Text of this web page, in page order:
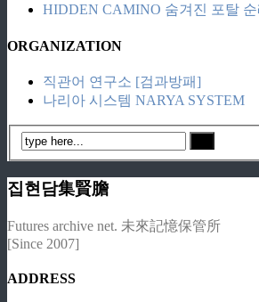
HIDDEN CAMINO 숨겨진 포탈 순
ORGANIZATION
직관어 연구소 [검과방패]
나리아 시스템 NARYA SYSTEM
집현담集賢膽
Futures archive net. 未來記憶保管所
[Since 2007]
ADDRESS